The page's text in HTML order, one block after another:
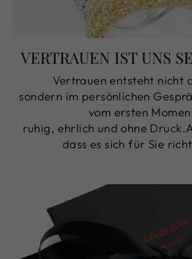
VERTRAUEN IST UNS
Vertrauen entsteht nicht
sondern im persönlichen
vom ersten
ruhig, ehrlich und ohne
dass es sich für Sie